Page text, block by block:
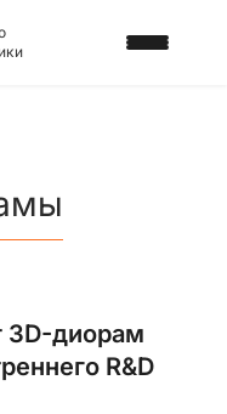
3D-диорам
R&D